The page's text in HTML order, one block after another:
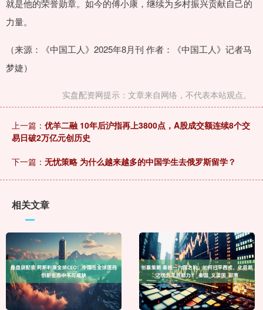
就是他的荣誉勋章。如今的傅小康，继续为乡村振兴贡献自己的
力量。
（来源：《中国工人》2025年8月刊 作者：《中国工人》记者马
梦婕）
实盘配资网提示：文章来自网络，不代表本站观点。
上一篇： 优羊二融 10年后沪指再上3800点，A股成交额连续8个交
易日破2万亿元创历史
下一篇： 无忧策略 为什么越来越多的中国学生去俄罗斯留学？
相关文章